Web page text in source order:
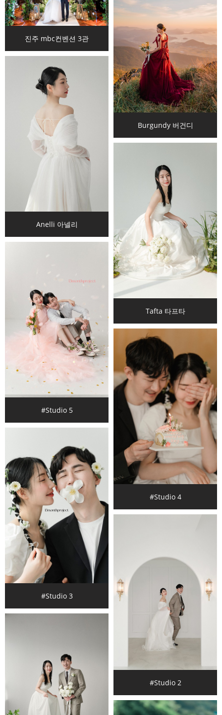
진주 mbc컨벤션 3관
Burgundy 버건디
Anelli 아넬리
Tafta 타프타
#Studio 5
#Studio 4
#Studio 3
#Studio 2